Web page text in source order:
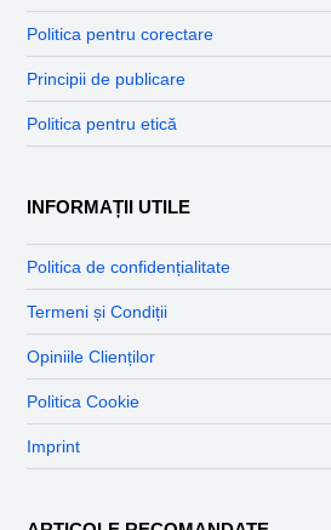
Politica pentru corectare
Principii de publicare
Politica pentru etică
INFORMAȚII UTILE
Politica de confidențialitate
Termeni și Condiții
Opiniile Clienților
Politica Cookie
Imprint